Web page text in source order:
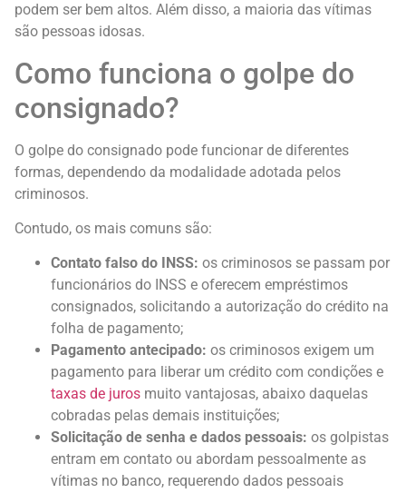
podem ser bem altos. Além disso, a maioria das vítimas
são pessoas idosas.
Como funciona o golpe do
consignado?
O golpe do consignado pode funcionar de diferentes
formas, dependendo da modalidade adotada pelos
criminosos.
Contudo, os mais comuns são:
Contato falso do INSS: os criminosos se passam por
funcionários do INSS e oferecem empréstimos
consignados, solicitando a autorização do crédito na
folha de pagamento;
Pagamento antecipado: os criminosos exigem um
pagamento para liberar um crédito com condições e
taxas de juros muito vantajosas, abaixo daquelas
cobradas pelas demais instituições;
Solicitação de senha e dados pessoais: os golpistas
entram em contato ou abordam pessoalmente as
vítimas no banco, requerendo dados pessoais